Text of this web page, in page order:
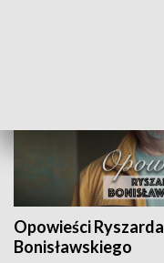
Opowieści Ryszarda
Bonisławskiego